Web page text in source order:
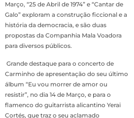
Março, “25 de Abril de 1974” e “Cantar de
Galo” exploram a construção ficcional e a
história da democracia, e são duas
propostas da Companhia Mala Voadora
para diversos públicos.
Grande destaque para o concerto de
Carminho de apresentação do seu último
álbum “Eu vou morrer de amor ou
resistir”, no dia 14 de Março, e para o
flamenco do guitarrista alicantino Yerai
Cortés, que traz o seu aclamado